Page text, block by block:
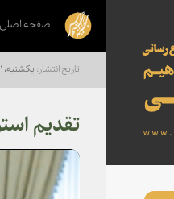
صفحه اصلی
یکشنبه، ۰۱ بهمن ۱۴۰۲ - ۱۵:۲۸
تقدیم